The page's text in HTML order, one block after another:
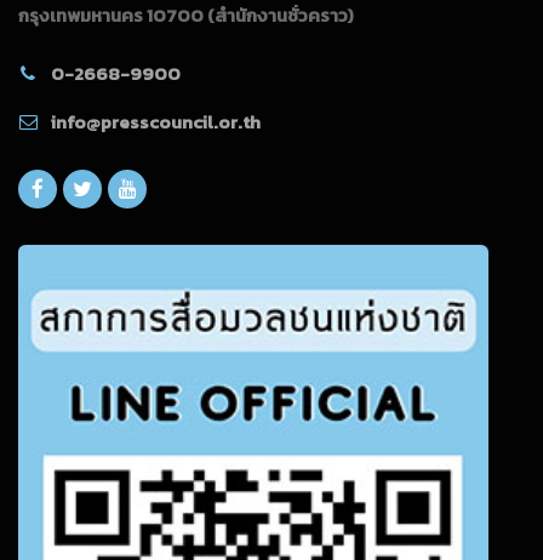
กรุงเทพมหานคร 10700(สำนักงานชั่วคราว)
0-2668-9900
info@presscouncil.or.th